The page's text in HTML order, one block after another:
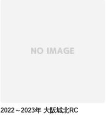
2022～2023年 大阪城北RC